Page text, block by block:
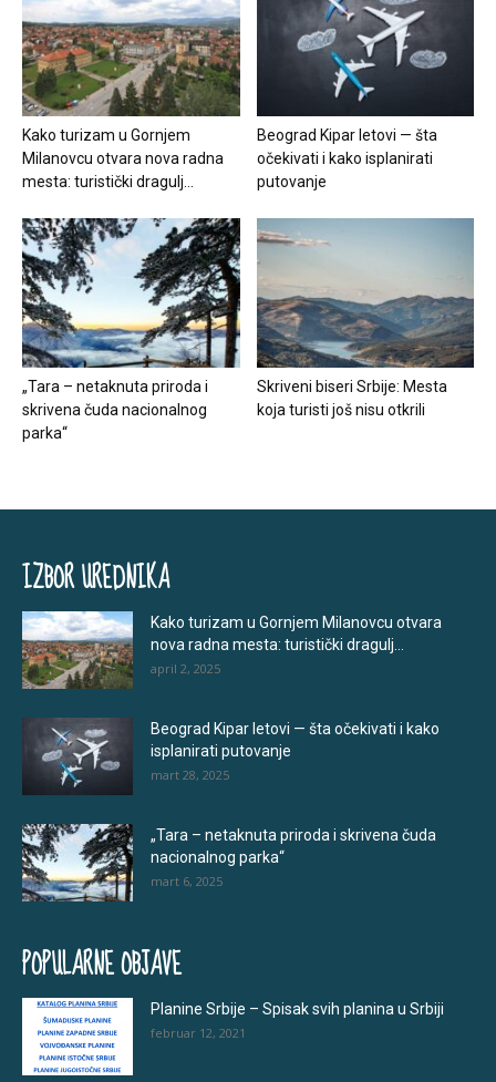
Kako turizam u Gornjem
Milanovcu otvara nova radna
mesta: turistički dragulj...
Beograd Kipar letovi — šta
očekivati i kako isplanirati
putovanje
„Tara – netaknuta priroda i
skrivena čuda nacionalnog
parka“
Skriveni biseri Srbije: Mesta
koja turisti još nisu otkrili
IZBOR UREDNIKA
Kako turizam u Gornjem Milanovcu otvara
nova radna mesta: turistički dragulj...
april 2, 2025
Beograd Kipar letovi — šta očekivati i kako
isplanirati putovanje
mart 28, 2025
„Tara – netaknuta priroda i skrivena čuda
nacionalnog parka“
mart 6, 2025
POPULARNE OBJAVE
Planine Srbije – Spisak svih planina u Srbiji
februar 12, 2021